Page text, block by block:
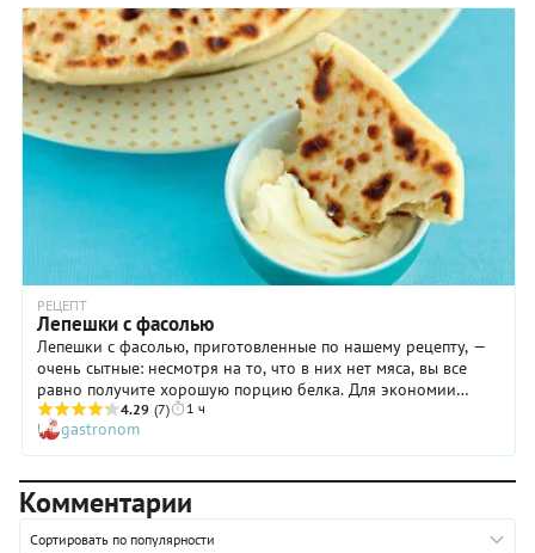
РЕЦЕПТ
Лепешки с фасолью
Лепешки с фасолью, приготовленные по нашему рецепту, —
очень сытные: несмотря на то, что в них нет мяса, вы все
равно получите хорошую порцию белка. Для экономии
времени можете использовать консервированную фасоль
без добавок — в собственном соку. Или отварите бобы
заранее. Еще один лайфхак, который хорошо экономит
время: выпекайте лепешки одновременно на двух
сковородках, и тогда этап у плиты завершится быстрее. А по
готовности обильно смажьте каждую сливочным маслом. Вот
и все: вкусные лепешки с фасолью можно подавать к столу!
4.29 (7) 1 ч
gastronom
Комментарии
Сортировать по популярности